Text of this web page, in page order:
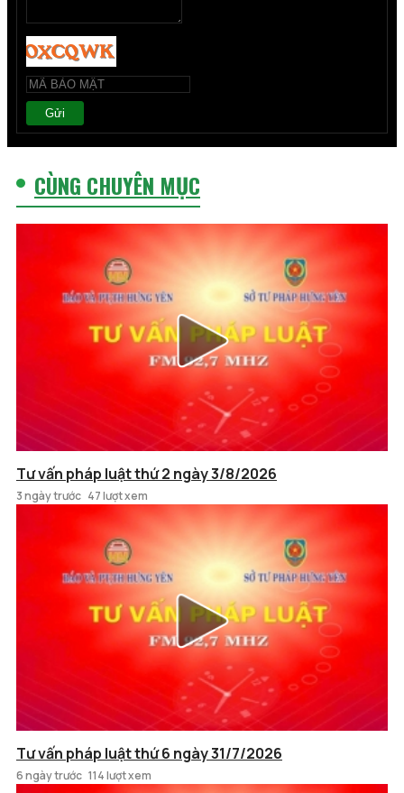
Gửi
CÙNG CHUYÊN MỤC
Tư vấn pháp luật thứ 2 ngày 3/8/2026
3 ngày trước 47 lượt xem
Tư vấn pháp luật thứ 6 ngày 31/7/2026
6 ngày trước 114 lượt xem